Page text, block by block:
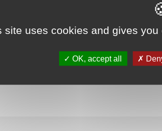
permettant
et agents
enjeu majeur à la
site uses cookies and gives
OK, accept all